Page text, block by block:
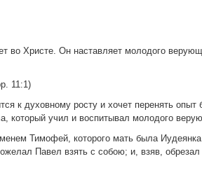
во Христе. Он наставляет молодого
11:1)
к духовному росту и хочет перенять
который учил и воспитывал молодого
Тимофей, которого мать была
Павел взять с собою; и, взяв,